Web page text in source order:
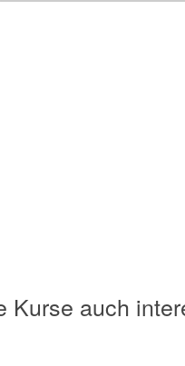
Kurse auch